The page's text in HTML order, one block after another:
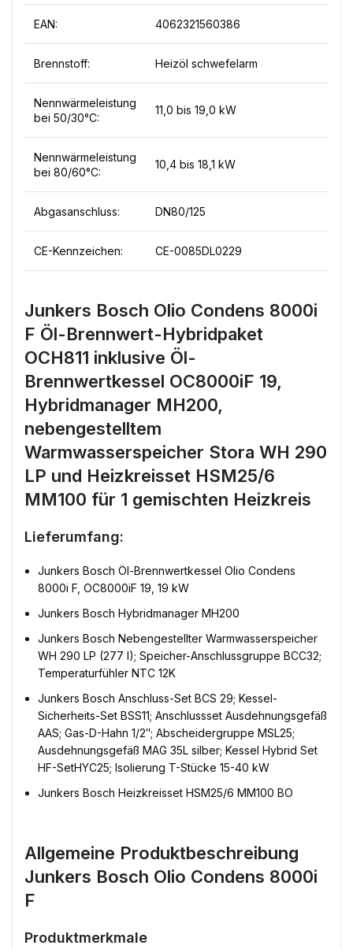
EAN: 4062321560386
Brennstoff: Heizöl schwefelarm
Nennwärmeleistung
bei 50/30°C:
11,0 bis 19,0 kW
Nennwärmeleistung
bei 80/60°C:
10,4 bis 18,1 kW
Abgasanschluss: DN80/125
CE-Kennzeichen: CE-0085DL0229
Junkers Bosch Olio Condens 8000i
F Öl-Brennwert-Hybridpaket
OCH811 inklusive Öl-
Brennwertkessel OC8000iF 19,
Hybridmanager MH200,
nebengestelltem
Warmwasserspeicher Stora WH 290
LP und Heizkreisset HSM25/6
MM100 für 1 gemischten Heizkreis
Lieferumfang:
Junkers Bosch Öl-Brennwertkessel Olio Condens
8000i F, OC8000iF 19, 19 kW
Junkers Bosch Hybridmanager MH200
Junkers Bosch Nebengestellter Warmwasserspeicher
WH 290 LP (277 l); Speicher-Anschlussgruppe BCC32;
Temperaturfühler NTC 12K
Junkers Bosch Anschluss-Set BCS 29; Kessel-
Sicherheits-Set BSS11; Anschlussset Ausdehnungsgefäß
AAS; Gas-D-Hahn 1/2″; Abscheidergruppe MSL25;
Ausdehnungsgefäß MAG 35L silber; Kessel Hybrid Set
HF-SetHYC25; Isolierung T-Stücke 15-40 kW
Junkers Bosch Heizkreisset HSM25/6 MM100 BO
Allgemeine Produktbeschreibung
Junkers Bosch Olio Condens 8000i
F
Produktmerkmale